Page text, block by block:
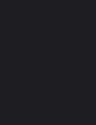
проєкту? Немає
матеріалів завжди
рекомендації. Наша
бездоганного
повним
інтернет-магазині.